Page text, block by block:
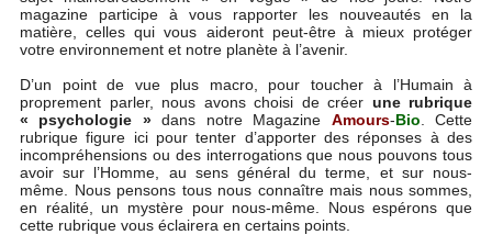
magazine participe à vous rapporter les nouveautés en la
matière, celles qui vous aideront peut-être à mieux protéger
votre environnement et notre planète à l’avenir.
D’un point de vue plus macro, pour toucher à l’Humain à
proprement parler, nous avons choisi de créer une rubrique
« psychologie »dans notre Magazine Amours-Bio . Cette
rubrique figure ici pour tenter d’apporter des réponses à des
incompréhensions ou des interrogations que nous pouvons tous
avoir sur l’Homme, au sens général du terme, et sur nous-
même. Nous pensons tous nous connaître mais nous sommes,
en réalité, un mystère pour nous-même. Nous espérons que
cette rubrique vous éclairera en certains points.